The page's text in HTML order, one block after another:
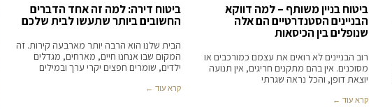
ביטוח בניין משותף – למה דווקא
הבניינים הסטנדרטיים הם אלה
שנופלים בין הכיסאות
רוב הבניינים לא רואים את עצמם כמורכבים או
מסוכנים. אין בהם מתקנים חריגים, אין תנועה
יוצאת דופן, והכל נראה שגרתי
קרא עוד ←
ביטוח דירה: למה זה אחד הדברים
החשובים ביותר שתעשו לבית שלכם
הבית שלנו הוא הרבה יותר מארבעה קירות. זה
המקום שבו אנחנו חיים, מארחים, מגדלים
ילדים, שומרים חפצים יקרי ערך ובמילים
קרא עוד ←